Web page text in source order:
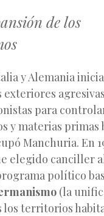
de los
y Alemania
para
y materias primas
Manchuria. En
elegido canciller
político
(la
los territorios